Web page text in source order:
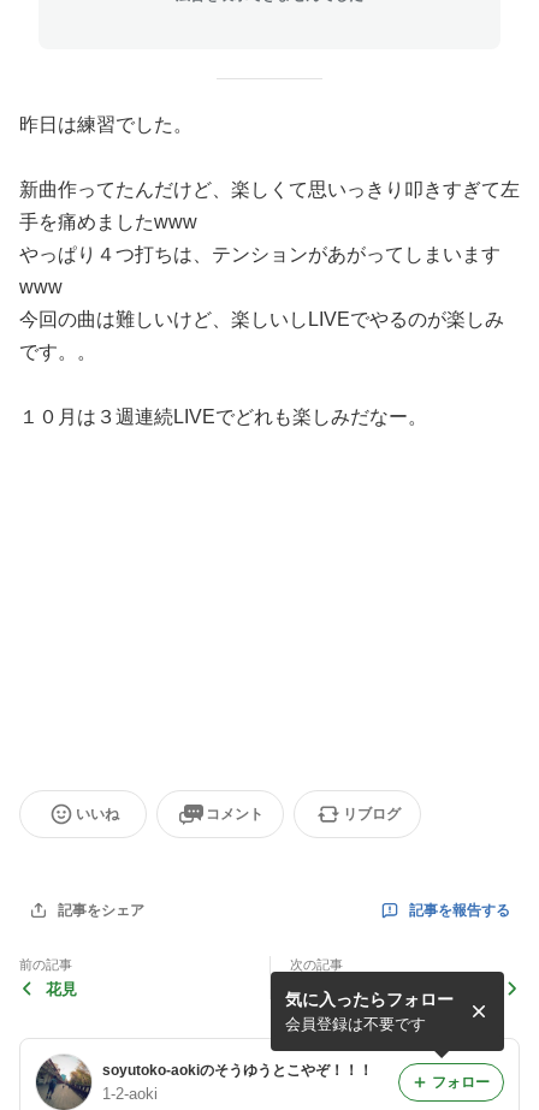
昨日は練習でした。
新曲作ってたんだけど、楽しくて思いっきり叩きすぎて左
手を痛めましたwww
やっぱり４つ打ちは、テンションがあがってしまいます
www
今回の曲は難しいけど、楽しいしLIVEでやるのが楽しみ
です。。
１０月は３週連続LIVEでどれも楽しみだなー。
いいね コメント リブログ
記事をシェア 記事を報告する
前の記事
花見
次の記事
soyutoko-aokiのそうゆうとこやぞ！！！
1-2-aoki
気に入ったらフォロー
会員登録は不要です
フォロー